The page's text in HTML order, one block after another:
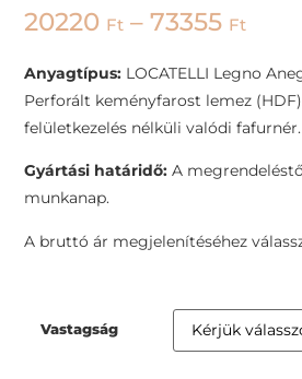
20220 Ft – 73355 Ft
Anyagtípus: LOCATELLI Legno
Perforált keményfarost lemez
felületkezelés nélküli valódi fafurnér.
Gyártási határidő: A
munkanap.
A bruttó ár megjelenítéséhez
Vastagság